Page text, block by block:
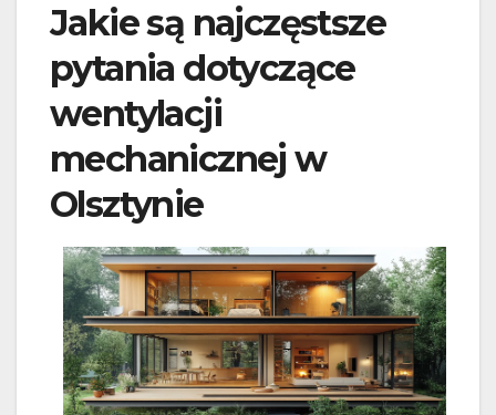
Jakie są najczęstsze
pytania dotyczące
wentylacji
mechanicznej w
Olsztynie